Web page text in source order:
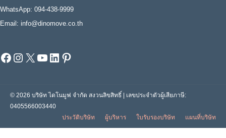
WhatsApp: 094-438-9999
Email: info@dinomove.co.th
Facebook
Instagram
X YouTube
LinkedIn
Pinterest
© 2026 บริษัท ไดโนมูฟ จำกัด สงวนลิขสิทธิ์ | เลขประจำตัวผู้เสียภาษี:
0405566003440
ประวัติบริษัท
ผู้บริหาร ใบรับรองบริษัท แผนที่บริษัท